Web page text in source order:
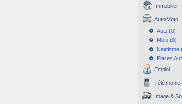
Immobilier
Auto/Moto
Auto (0)
Moto (0)
Nautisme
Pièces
Emploi
Téléphonie
Image &